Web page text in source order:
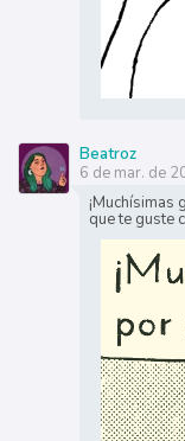
Beatroz
6 de mar. de
¡Muchísimas
que te guste